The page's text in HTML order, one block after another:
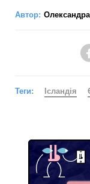
Автор:
Теги: Ісландія